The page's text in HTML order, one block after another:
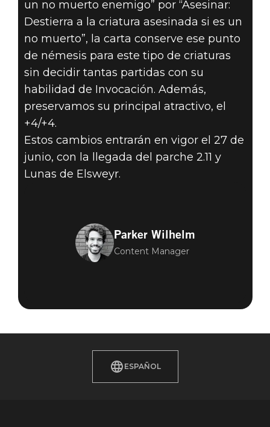
un no muerto enemigo” por “Asesinar:
Destierra a la criatura asesinada si es un
no muerto”, la carta conserve ese punto
de némesis para este tipo de criaturas
sin decidir tantas partidas con su
habilidad de Invocación. Además,
preservamos su principal atractivo, el
+4/+4.
Estos cambios entrarán en vigor el 27 de
junio, con la llegada del parche 2.11 y
Lunas de Elsweyr.
Parker Wilhelm
Content Manager
ESPAÑOL